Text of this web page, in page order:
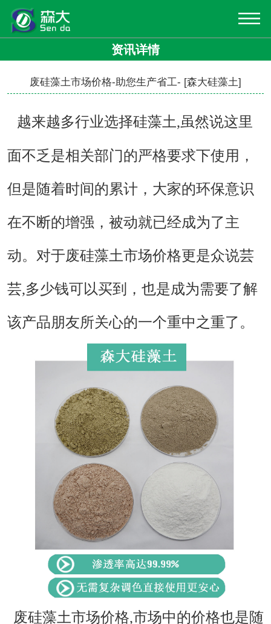
资讯详情
废硅藻土市场价格-助您生产省工- [森大硅藻土]
越来越多行业选择硅藻土,虽然说这里
面不乏是相关部门的严格要求下使用，
但是随着时间的累计，大家的环保意识
在不断的增强，被动就已经成为了主
动。对于废硅藻土市场价格更是众说芸
芸,多少钱可以买到，也是成为需要了解
该产品朋友所关心的一个重中之重了。
废硅藻土市场价格,市场中的价格也是随